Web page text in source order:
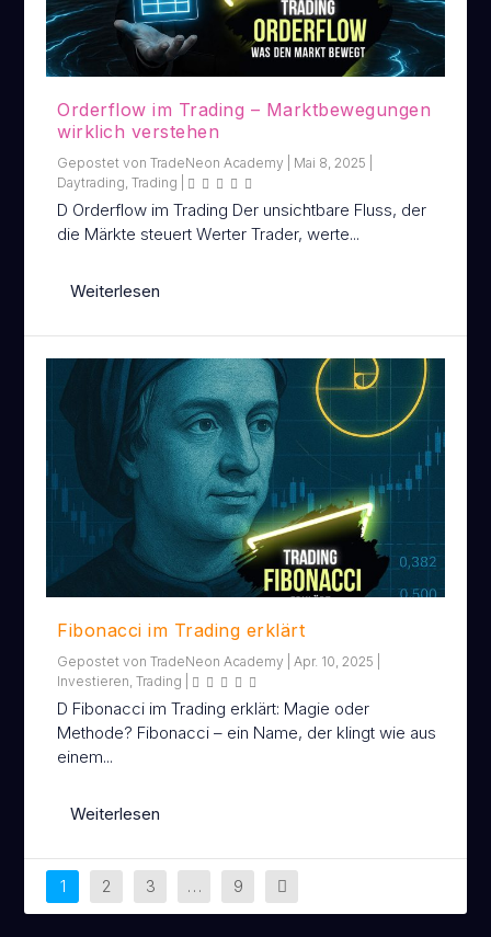
Orderflow im Trading – Marktbewegungen
wirklich verstehen
Gepostet vonTradeNeon Academy Mai 8, 2025
Daytrading,Trading
D Orderflow im Trading Der unsichtbare Fluss, der
die Märkte steuert Werter Trader, werte...
Weiterlesen
Fibonacci im Trading erklärt
Gepostet vonTradeNeon Academy Apr. 10, 2025
Investieren ,Trading
D Fibonacci im Trading erklärt: Magie oder
Methode? Fibonacci – ein Name, der klingt wie aus
einem...
Weiterlesen
1 2 3 … 9